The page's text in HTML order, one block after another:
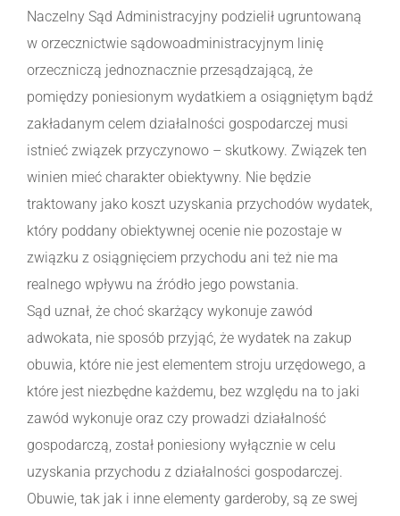
Naczelny Sąd Administracyjny podzielił ugruntowaną
w orzecznictwie sądowoadministracyjnym linię
orzeczniczą jednoznacznie przesądzającą, że
pomiędzy poniesionym wydatkiem a osiągniętym bądź
zakładanym celem działalności gospodarczej musi
istnieć związek przyczynowo – skutkowy. Związek ten
winien mieć charakter obiektywny. Nie będzie
traktowany jako koszt uzyskania przychodów wydatek,
który poddany obiektywnej ocenie nie pozostaje w
związku z osiągnięciem przychodu ani też nie ma
realnego wpływu na źródło jego powstania.
Sąd uznał, że choć skarżący wykonuje zawód
adwokata, nie sposób przyjąć, że wydatek na zakup
obuwia, które nie jest elementem stroju urzędowego, a
które jest niezbędne każdemu, bez względu na to jaki
zawód wykonuje oraz czy prowadzi działalność
gospodarczą, został poniesiony wyłącznie w celu
uzyskania przychodu z działalności gospodarczej.
Obuwie, tak jak i inne elementy garderoby, są ze swej